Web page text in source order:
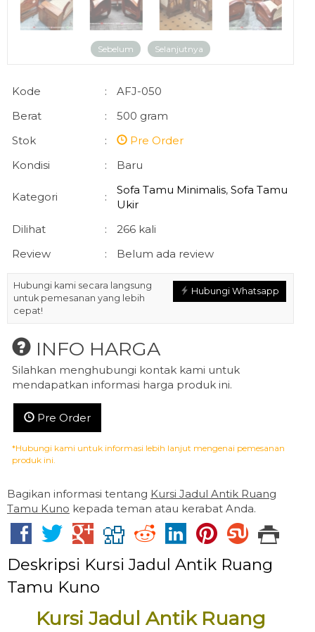
Sebelum Selanjutnya
Kode :
AFJ-050
Berat
:
500 gram
Stok
:
Pre Order
Kondisi
: Baru
Kategori :
Sofa Tamu Minimalis, Sofa Tamu
Ukir
Dilihat
:
266 kali
Review
: Belum ada review
Hubungi Whatsapp
Hubungi kami secara langsung
untuk pemesanan yang lebih
cepat!
INFO HARGA
Silahkan menghubungi kontak kami untuk
mendapatkan informasi harga produk ini.
Pre Order
*Hubungi kami untuk informasi lebih lanjut mengenai pemesanan
produk ini.
Bagikan informasi tentang Kursi Jadul Antik Ruang
Tamu Kuno kepada teman atau kerabat Anda.
Deskripsi Kursi Jadul Antik Ruang
Tamu Kuno
Kursi Jadul Antik Ruang